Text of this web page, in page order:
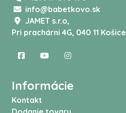
info@babetkovo.sk
JAMET s.r.o,
Pri prachárni 4G, 040 11 Košice
Informácie
Kontakt